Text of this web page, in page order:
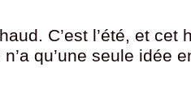
C’est l’été, et cet
qu’une seule idée